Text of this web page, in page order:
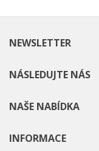
NEWSLETTER
NÁSLEDUJTE NÁS
NAŠE NABÍDKA
INFORMACE